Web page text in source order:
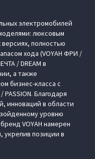
электромобилей
люксовым
версиях, полностью
хода (VOYAH ФРИ /
/ DREAM в
а также
бизнес-класса с
Благодаря
инноваций в области
уровню
VOYAH намерен
позиции в